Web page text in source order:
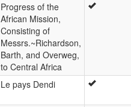
Progress of the
African Mission,
Consisting of
Messrs.~Richardson,
Barth, and Overweg,
to Central Africa
Le pays Dendi